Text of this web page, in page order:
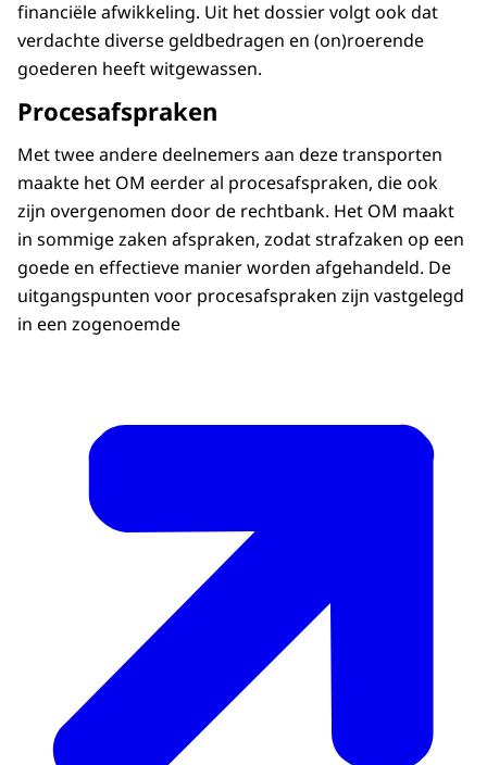
financiële afwikkeling. Uit het dossier volgt ook dat
verdachte diverse geldbedragen en (on)roerende
goederen heeft witgewassen.
Procesafspraken
Met twee andere deelnemers aan deze transporten
maakte het OM eerder al procesafspraken, die ook
zijn overgenomen door de rechtbank. Het OM maakt
in sommige zaken afspraken, zodat strafzaken op een
goede en effectieve manier worden afgehandeld. De
uitgangspunten voor procesafspraken zijn vastgelegd
in een zogenoemde